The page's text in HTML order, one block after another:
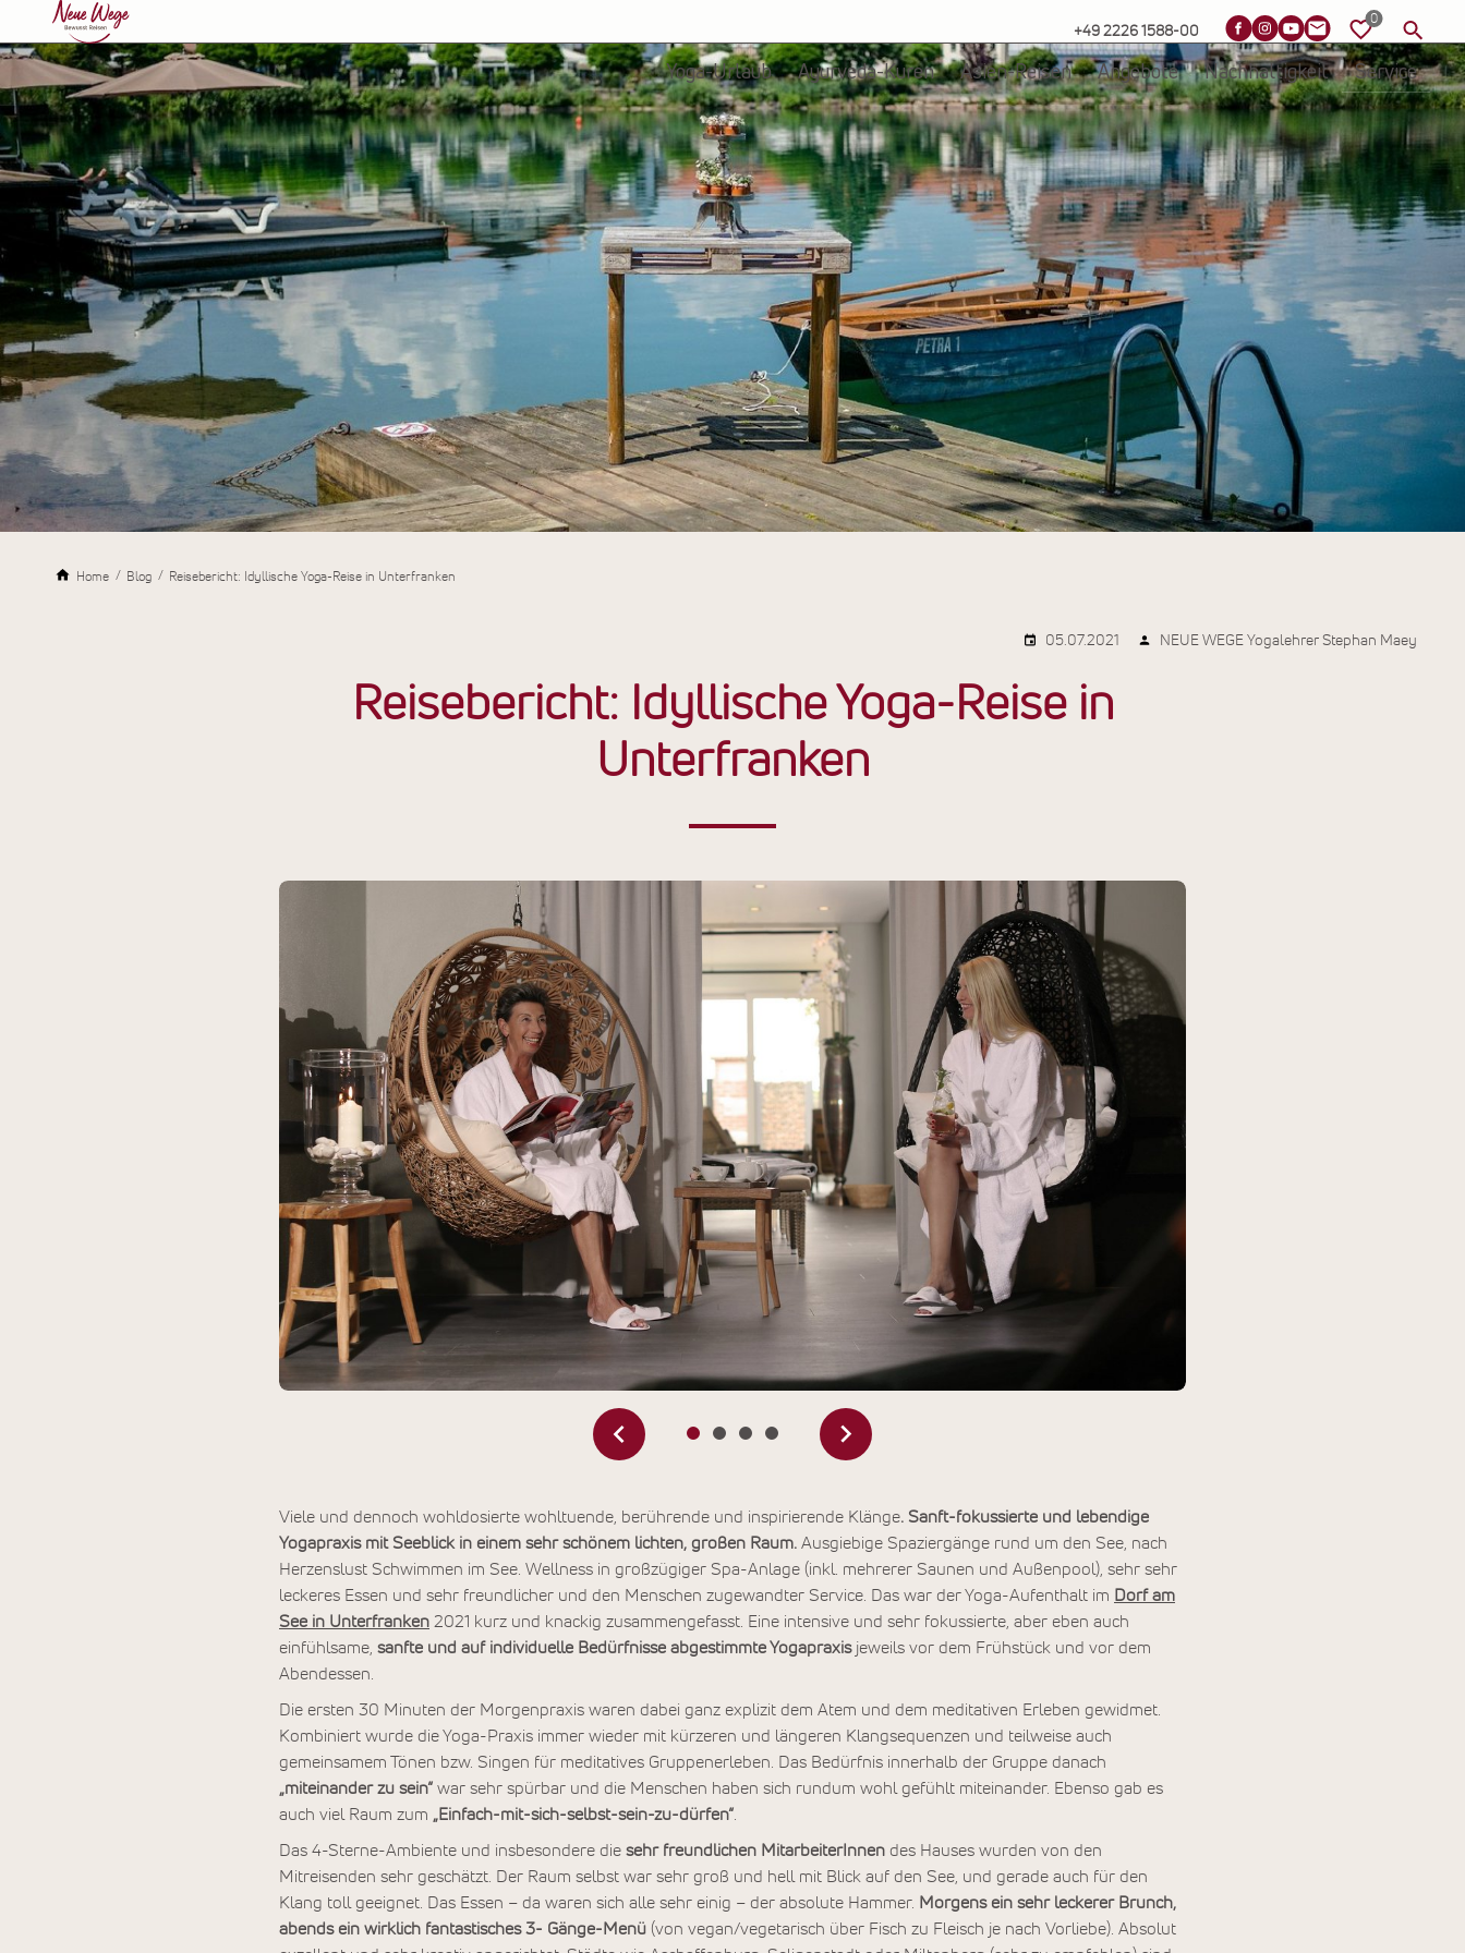
+49 2226 1588-00
Yoga-Urlaub Ayurveda-Kuren Asien-Reisen Angebote Nachhaltigkeit Service
Home Blog Reisebericht: Idyllische Yoga-Reise in Unterfranken
05.07.2021 NEUE WEGE Yogalehrer Stephan Maey
Reisebericht: Idyllische Yoga-Reise in
Unterfranken
Viele und dennoch wohldosierte wohltuende, berührende und inspirierende Klänge. Sanft-fokussierte und lebendige
Yogapraxis mit Seeblick in einem sehr schönem lichten, großen Raum. Ausgiebige Spaziergänge rund um den See, nach
Herzenslust Schwimmen im See. Wellness in großzügiger Spa-Anlage (inkl. mehrerer Saunen und Außenpool), sehr sehr
leckeres Essen und sehr freundlicher und den Menschen zugewandter Service. Das war der Yoga-Aufenthalt im Dorf am
See in Unterfranken 2021 kurz und knackig zusammengefasst. Eine intensive und sehr fokussierte, aber eben auch
einfühlsame, sanfte und auf individuelle Bedürfnisse abgestimmte Yogapraxisjeweils vor dem Frühstück und vor dem
Abendessen.
Die ersten 30 Minuten der Morgenpraxis waren dabei ganz explizit dem Atem und dem meditativen Erleben gewidmet.
Kombiniert wurde die Yoga-Praxis immer wieder mit kürzeren und längeren Klangsequenzen und teilweise auch
gemeinsamem Tönen bzw. Singen für meditatives Gruppenerleben. Das Bedürfnis innerhalb der Gruppe danach
„miteinander zu sein“ war sehr spürbar und die Menschen haben sich rundum wohl gefühlt miteinander. Ebenso gab es
auch viel Raum zum „Einfach-mit-sich-selbst-sein-zu-dürfen“
Das 4-Sterne-Ambiente und insbesondere die sehr freundlichen MitarbeiterInnen des Hauses wurden von den
Mitreisenden sehr geschätzt. Der Raum selbst war sehr groß und hell mit Blick auf den See, und gerade auch für den
Klang toll geeignet. Das Essen – da waren sich alle sehr einig – der absolute Hammer. Morgens ein sehr leckerer Brunch,
abends ein wirklich fantastisches 3- Gänge-Menü (von vegan/vegetarisch über Fisch zu Fleisch je nach Vorliebe). Absolut